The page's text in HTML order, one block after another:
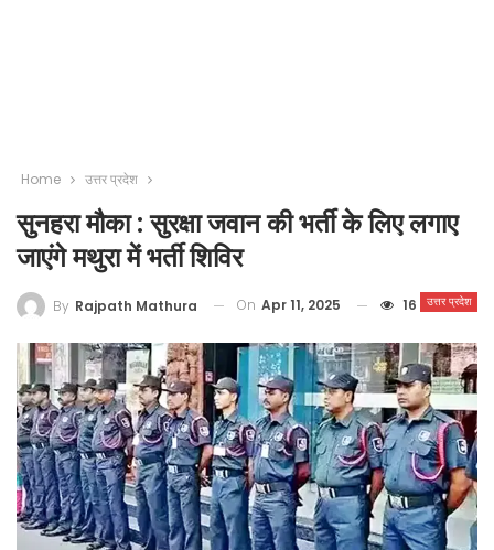
Home उत्तर प्रदेश
सुनहरा मौका : सुरक्षा जवान की भर्ती के लिए लगाए
जाएंगे मथुरा में भर्ती शिविर
उत्तर प्रदेश
By Rajpath Mathura On Apr 11, 2025 16